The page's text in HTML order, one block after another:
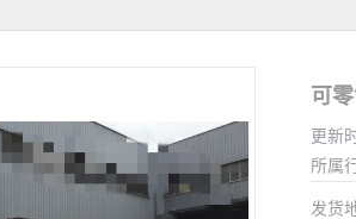
可
更新
所属
发货